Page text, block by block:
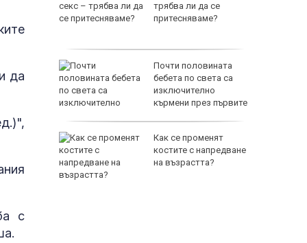
да
с
за
трябва ли да се
притесняваме?
Почти половината
бебета по света са
изключително
кърмени през първите
Как се променят
костите с напредване
на възрастта?